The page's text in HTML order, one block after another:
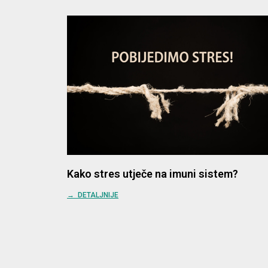
Kako stres utječe na imuni sistem?
→ DETALJNIJE